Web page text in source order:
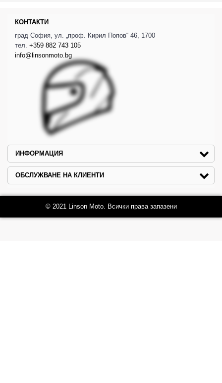
КОНТАКТИ
град София, ул. „проф. Кирил Попов“ 46, 1700
тел. +359 882 743 105
info@linsonmoto.bg
ИНФОРМАЦИЯ
ОБСЛУЖВАНЕ НА КЛИЕНТИ
© 2021 Linson Moto. Всички права запазени